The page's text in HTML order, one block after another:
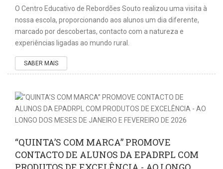
O Centro Educativo de Rebordões Souto realizou uma visita à
nossa escola, proporcionando aos alunos um dia diferente,
marcado por descobertas, contacto com a natureza e
experiências ligadas ao mundo rural.
SABER MAIS
“QUINTA’S COM MARCA” PROMOVE
CONTACTO DE ALUNOS DA EPADRPL COM